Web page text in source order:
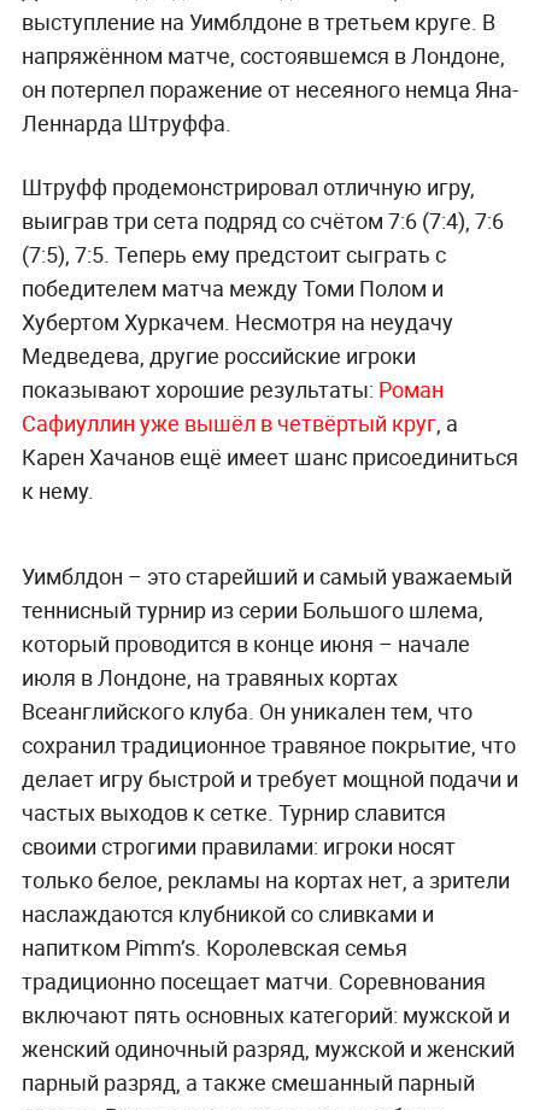
выступление на Уимблдоне в третьем круге. В
напряжённом матче, состоявшемся в Лондоне,
он потерпел поражение от несеяного немца Яна-
Леннарда Штруффа.
Штруфф продемонстрировал отличную игру,
выиграв три сета подряд со счётом 7:6 (7:4), 7:6
(7:5), 7:5. Теперь ему предстоит сыграть с
победителем матча между Томи Полом и
Хубертом Хуркачем. Несмотря на неудачу
Медведева, другие российские игроки
показывают хорошие результаты: Роман
Сафиуллин уже вышёл в четвёртый круг, а
Карен Хачанов ещё имеет шанс присоединиться
к нему.
Уимблдон – это старейший и самый уважаемый
теннисный турнир из серии Большого шлема,
который проводится в конце июня – начале
июля в Лондоне, на травяных кортах
Всеанглийского клуба. Он уникален тем, что
сохранил традиционное травяное покрытие, что
делает игру быстрой и требует мощной подачи и
частых выходов к сетке. Турнир славится
своими строгими правилами: игроки носят
только белое, рекламы на кортах нет, а зрители
наслаждаются клубникой со сливками и
напитком Pimm’s. Королевская семья
традиционно посещает матчи. Соревнования
включают пять основных категорий: мужской и
женский одиночный разряд, мужской и женский
парный разряд, а также смешанный парный